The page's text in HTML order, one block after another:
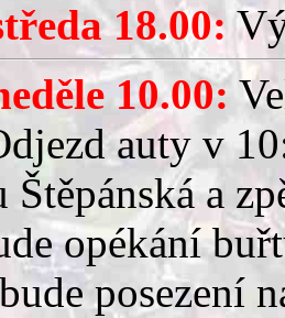
18.00:
10.00:
auty v
a
opékání
posezení